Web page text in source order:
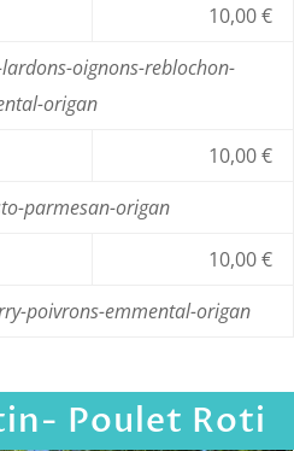
10,00 €
oignons-reblochon-
origan
10,00 €
parmesan-origan
10,00 €
poivrons-emmental-origan
Poulet Roti